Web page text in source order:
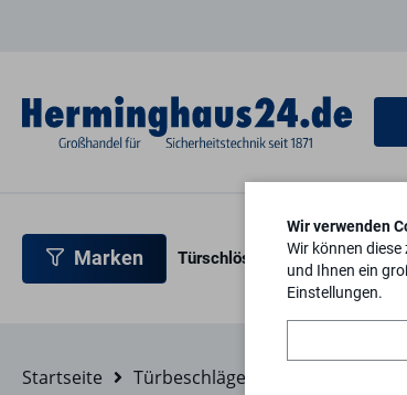
Marken Türschlösser Türbeschläge
Startseite Türbeschläge
Wir verwenden
Wir können
und Ihnen ein
Einstellungen.